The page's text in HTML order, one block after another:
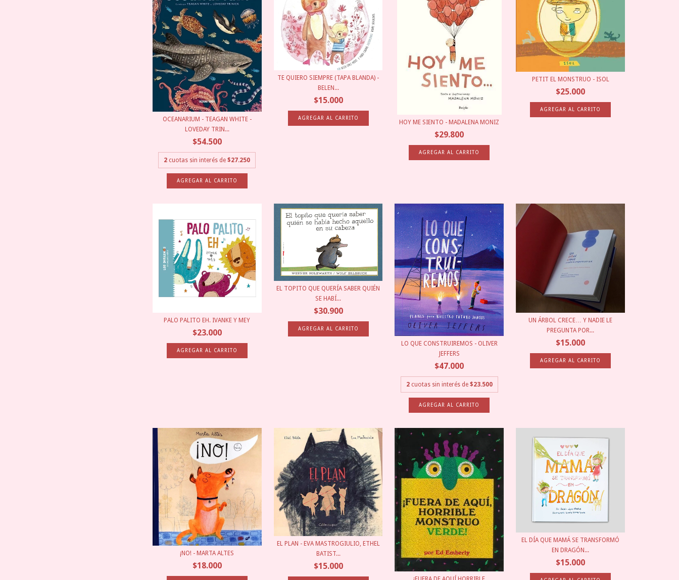
OCEANARIUM - TEAGAN WHITE -
LOVEDAY TRIN...
$54.500
2 cuotas sin interés de$27.250
TE QUIERO SIEMPRE (TAPA BLANDA) -
BELEN...
$15.000
HOY ME SIENTO - MADALENA MONIZ
$29.800
PETIT EL MONSTRUO - ISOL
$25.000
PALO PALITO EH. IVANKE Y MEY
$23.000
EL TOPITO QUE QUERÍA SABER QUIÉN
SE HABÍ...
$30.900
LO QUE CONSTRUIREMOS - OLIVER
JEFFERS
$47.000
2 cuotas sin interés de $23.500
UN ÁRBOL CRECE… Y NADIE LE
PREGUNTA POR...
$15.000
¡NO! - MARTA ALTES
$18.000
EL PLAN - EVA MASTROGIULIO, ETHEL
BATIST...
$15.000
EL DÍA QUE MAMÁ SE TRANSFORMÓ
EN DRAGÓN...
$15.000